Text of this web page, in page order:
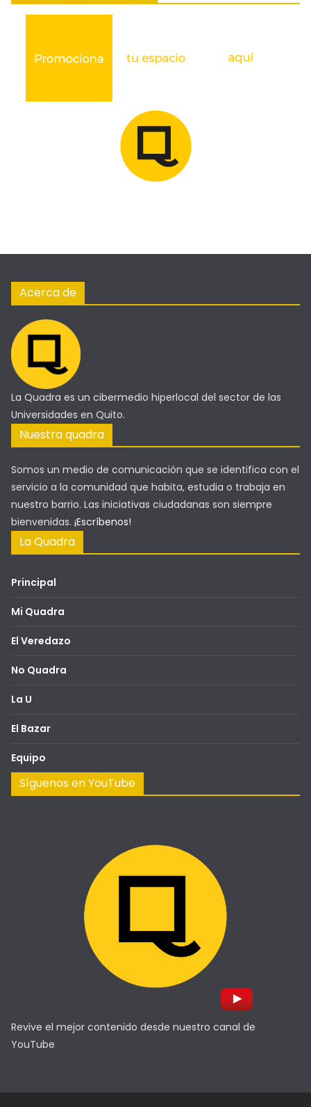
Acerca de
La Quadra es un cibermedio hiperlocal del sector de las
Universidades en Quito.
Nuestra quadra
Somos un medio de comunicación que se identifica con el
servicio a la comunidad que habita, estudia o trabaja en
nuestro barrio. Las iniciativas ciudadanas son siempre
bienvenidas. ¡Escríbenos!
La Quadra
Principal
Mi Quadra
El Veredazo
No Quadra
La U
El Bazar
Equipo
Síguenos en YouTube
Revive el mejor contenido desde nuestro canal de
YouTube